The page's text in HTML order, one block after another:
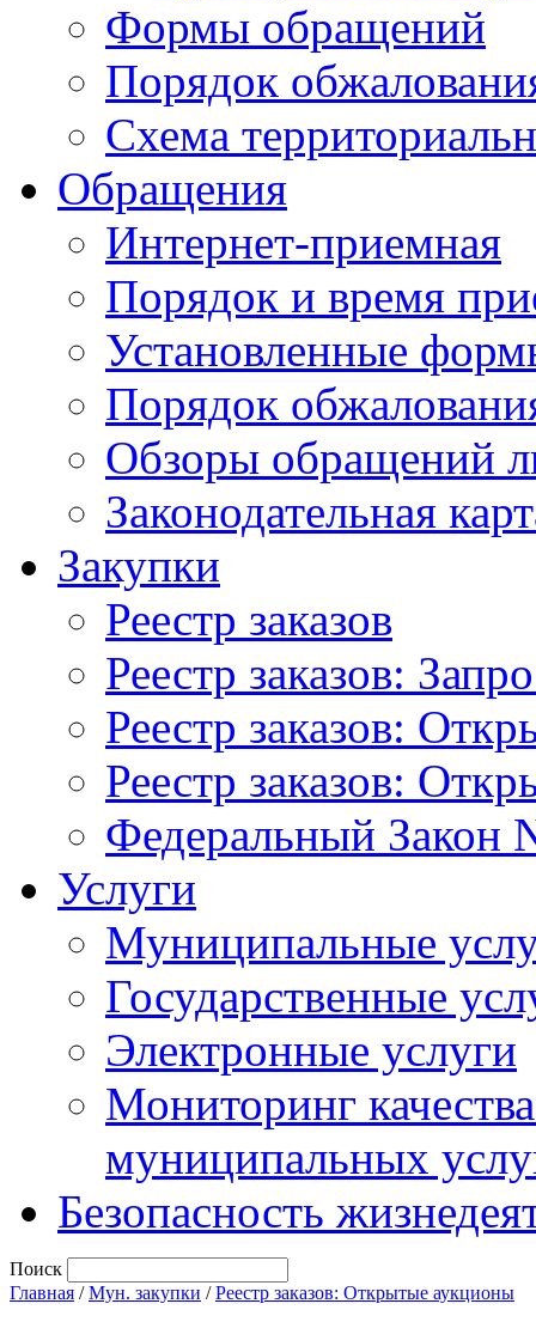
Формы обращений
Порядок
Схема
Обращения
Интернет-приемная
Порядок и время
Установленные
Порядок
Обзоры обращений
Законодательная
Закупки
Реестр заказов
Реестр заказов:
Реестр заказов:
Реестр заказов:
Федеральный Закон
Услуги
Муниципальные
Государственные
Электронные услуги
Мониторинг
муниципальных
Безопасность
Поиск
Главная /Мун. закупки /Реестр заказов: Открытые аукционы